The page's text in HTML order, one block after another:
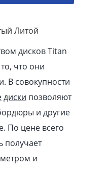
Литой
дисков Titan
что они
В совокупности
диски позволяют
и другие
По цене всего
получает
и